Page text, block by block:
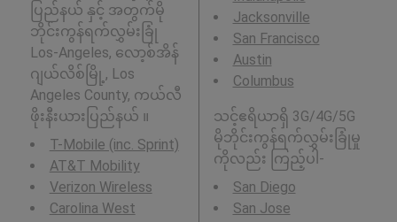
ပြည်နယ် နှင့် အတွက်မို
ဘိုင်းကွန်ရက်လွှမ်းခြုံ
Los-Angeles, လော့စ်အိန်
ဂျယ်လိစ်မြို့, Los
Angeles County, ကယ်လီ
ဖိုးနီးယားပြည်နယ် ။
T-Mobile (inc. Sprint)
AT&T Mobility
Verizon Wireless
Carolina West
Jacksonville
San Francisco
Austin
Columbus
သင့်ဧရိယာရှိ 3G/4G/5G
မိုဘိုင်းကွန်ရက်လွှမ်းခြုံမှု
ကိုလည်း ကြည့်ပါ-
San Diego
San Jose